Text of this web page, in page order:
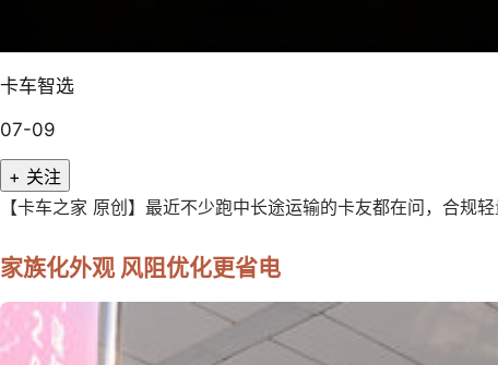
卡车智选
07-09
+ 关注
【卡车之家 原创】最近不少跑中长途运输的卡友都在问，合规
家族化外观 风阻优化更省电